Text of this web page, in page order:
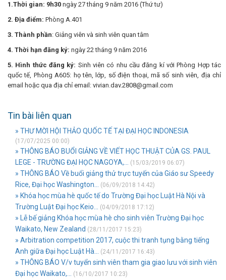
1.Thời gian: 9h30 ngày 27 tháng 9 năm 2016 (Thứ tư)
2. Địa điểm: Phòng A.401
3. Thành phần: Giảng viên và sinh viên quan tâm
4. Thời hạn đăng ký: ngày 22 tháng 9 năm 2016
5. Hình thức đăng ký: Sinh viên có nhu cầu đăng kí với Phòng Hợp tác
quốc tế, Phòng A605: họ tên, lớp, số điện thoại, mã số sinh viên, địa chỉ
email hoặc qua địa chỉ email: vivian.dav.2808@gmail.com
Tin bài liên quan
» THƯ MỜI HỘI THẢO QUỐC TẾ TẠI ĐẠI HỌC INDONESIA
(17/07/2025 00:00)
» THÔNG BÁO BUỔI GIẢNG VỀ VIẾT HỌC THUẬT CỦA GS. PAUL
LEGE - TRƯỜNG ĐẠI HỌC NAGOYA,...
(15/03/2019 06:07)
» THÔNG BÁO Về buổi giảng thử trực tuyến của Giáo sư Speedy
Rice, Đại học Washington...
(06/09/2018 14:42)
» Khóa học mùa hè quốc tế do Trường Đại học Luật Hà Nội và
Trường Luật Đại học Keio...
(04/09/2018 17:12)
» Lễ bế giảng Khóa học mùa hè cho sinh viên Trường Đại học
Waikato, New Zealand (28/11/2017 15:23)
» Arbitration competition 2017, cuộc thi tranh tụng bằng tiếng
Anh giữa Đại học Luật Hà...
(24/11/2017 16:43)
» THÔNG BÁO V/v tuyển sinh viên tham gia giao lưu với sinh viên
Đại học Waikato,...
(16/10/2017 10:23)